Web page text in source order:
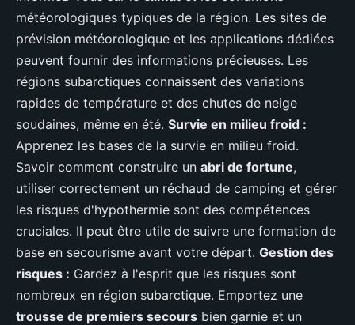
météorologiques typiques de la région. Les sites de
prévision météorologique et les applications dédiées
peuvent fournir des informations précieuses. Les
régions subarctiques connaissent des variations
rapides de température et des chutes de neige
soudaines, même en été. Survie en milieu froid :
Apprenez les bases de la survie en milieu froid.
Savoir comment construire un abri de fortune,
utiliser correctement un réchaud de camping et gérer
les risques d'hypothermie sont des compétences
cruciales. Il peut être utile de suivre une formation de
base en secourisme avant votre départ. Gestion des
risques : Gardez à l'esprit que les risques sont
nombreux en région subarctique. Emportez une
trousse de premiers secours bien garnie et un